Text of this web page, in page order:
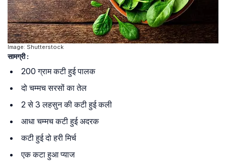
Image: Shutterstock
सामग्री :
200 ग्राम कटी हुई पालक
दो चम्मच सरसों का तेल
2 से 3 लहसुन की कटी हुई कली
आधा चम्मच कटी हुई अदरक
कटी हुई दो हरी मिर्च
एक कटा हुआ प्याज